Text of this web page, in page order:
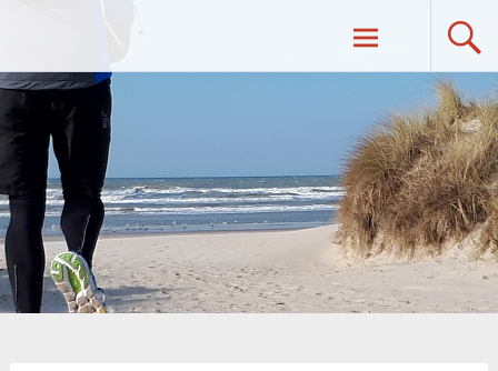
Ultramarathon, Ultratrail, Ultratriathlon